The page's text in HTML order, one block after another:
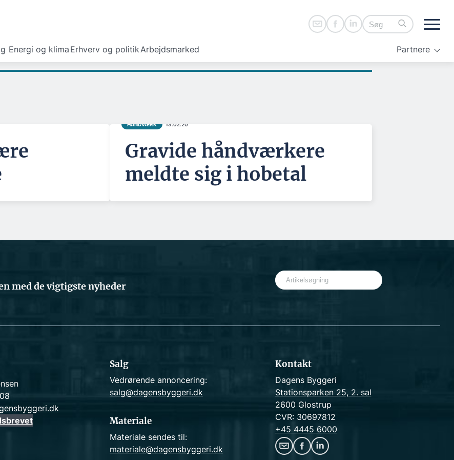
Energi og klima Erhverv og politikArbejdsmarked Partnere
HÅNDVÆRK 13.02.20
Gravide håndværkere
meldte sig i hobetal
med de vigtigste nyheder
S
e
c
Salg
Vedrørende annoncering:
salg@dagensbyggeri.dk
Materiale
Materiale sendes til:
materiale@dagensbyggeri.dk
Kontakt
Dagens Byggeri
Stationsparken 25, 2. sal
2600 Glostrup
CVR: 30697812
+45 4445 6000